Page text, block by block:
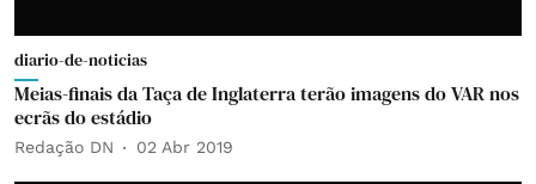
diario-de-noticias
Meias-finais da Taça de Inglaterra terão imagens do VAR nos
ecrãs do estádio
Redação DN 02 Abr 2019